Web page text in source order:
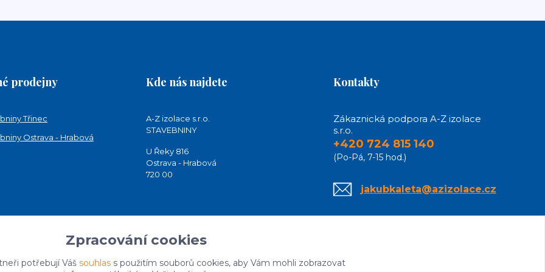
prodejny
Třinec
Ostrava - Hrabová
Kde nás najdete
A-Z izolace s.r.o.
STAVEBNINY
U Řeky 816
Ostrava - Hrabová
720 00
Kontakty
Zákaznická podpora A-Z izolace
s.r.o.
+420 724 815 140
(Po-Pá, 7-15 hod.)
jakubkaleta@azizolace.cz
Zpracování cookies
potřebují Váš souhlass použitím souborů cookies, aby Vám mohli zobrazovat